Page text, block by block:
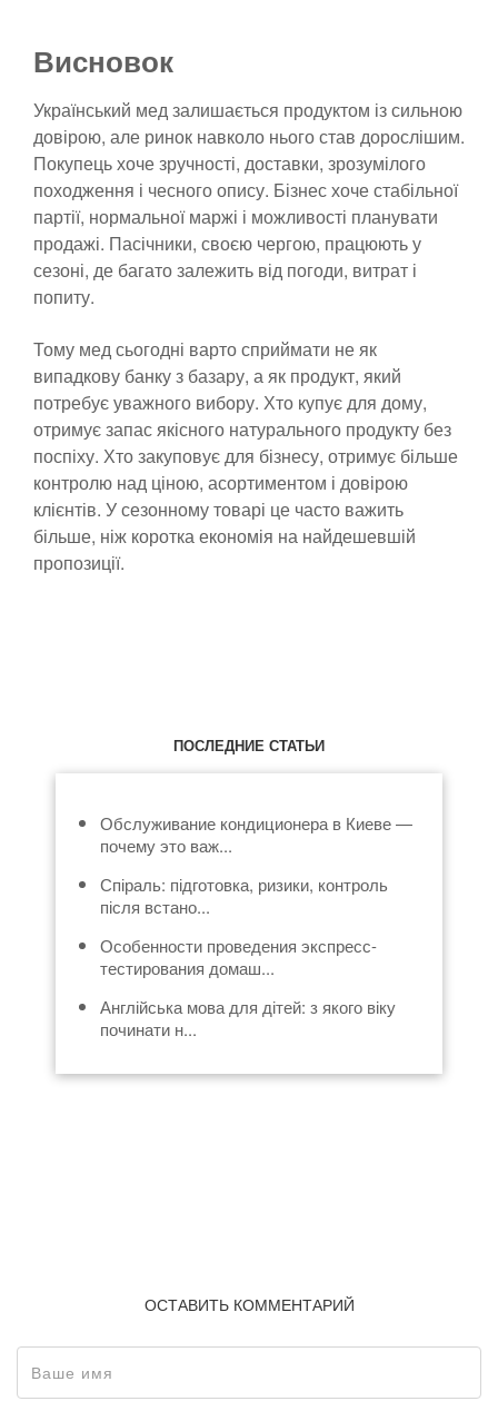
Висновок
Український мед залишається продуктом із сильною
довірою, але ринок навколо нього став дорослішим.
Покупець хоче зручності, доставки, зрозумілого
походження і чесного опису. Бізнес хоче стабільної
партії, нормальної маржі і можливості планувати
продажі. Пасічники, своєю чергою, працюють у
сезоні, де багато залежить від погоди, витрат і
попиту.
Тому мед сьогодні варто сприймати не як
випадкову банку з базару, а як продукт, який
потребує уважного вибору. Хто купує для дому,
отримує запас якісного натурального продукту без
поспіху. Хто закуповує для бізнесу, отримує більше
контролю над ціною, асортиментом і довірою
клієнтів. У сезонному товарі це часто важить
більше, ніж коротка економія на найдешевшій
пропозиції.
ПОСЛЕДНИЕ СТАТЬИ
Обслуживание кондиционера в Киеве —
почему это важ...
Спіраль: підготовка, ризики, контроль
після встано...
Особенности проведения экспресс-
тестирования домаш...
Англійська мова для дітей: з якого віку
починати н...
ОСТАВИТЬ КОММЕНТАРИЙ